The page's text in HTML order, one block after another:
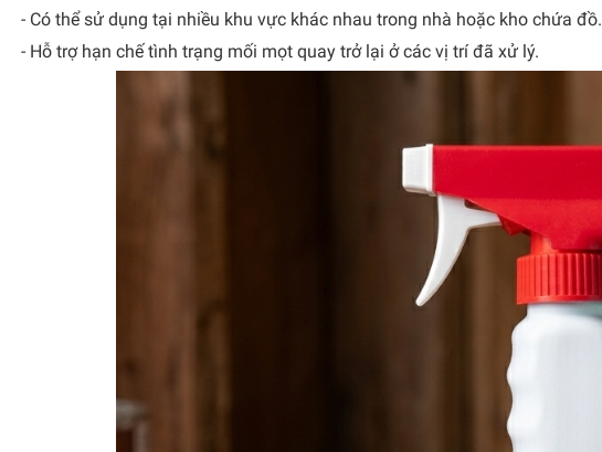
- Có thể sử dụng tại nhiều khu vực khác nhau trong nhà hoặc kho chứa đồ.
- Hỗ trợ hạn chế tình trạng mối mọt quay trở lại ở các vị trí đã xử lý.